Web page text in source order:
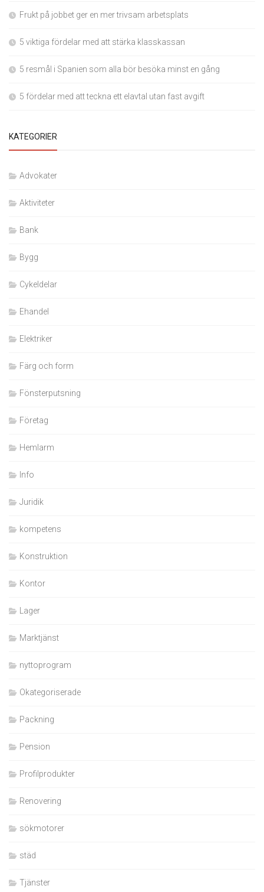
Frukt på jobbet ger en mer trivsam arbetsplats
5 viktiga fördelar med att stärka klasskassan
5 resmål i Spanien som alla bör besöka minst en gång
5 fördelar med att teckna ett elavtal utan fast avgift
KATEGORIER
Advokater
Aktiviteter
Bank
Bygg
Cykeldelar
Ehandel
Elektriker
Färg och form
Fönsterputsning
Företag
Hemlarm
Info
Juridik
kompetens
Konstruktion
Kontor
Lager
Marktjänst
nyttoprogram
Okategoriserade
Packning
Pension
Profilprodukter
Renovering
sökmotorer
städ
Tjänster